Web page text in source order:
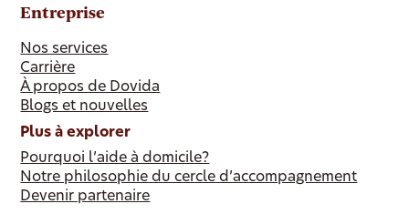
Entreprise
Nos services
Carrière
À propos de Dovida
Blogs et nouvelles
Plus à explorer
Pourquoi l’aide à domicile?
Notre philosophie du cercle d’accompagnement
Devenir partenaire